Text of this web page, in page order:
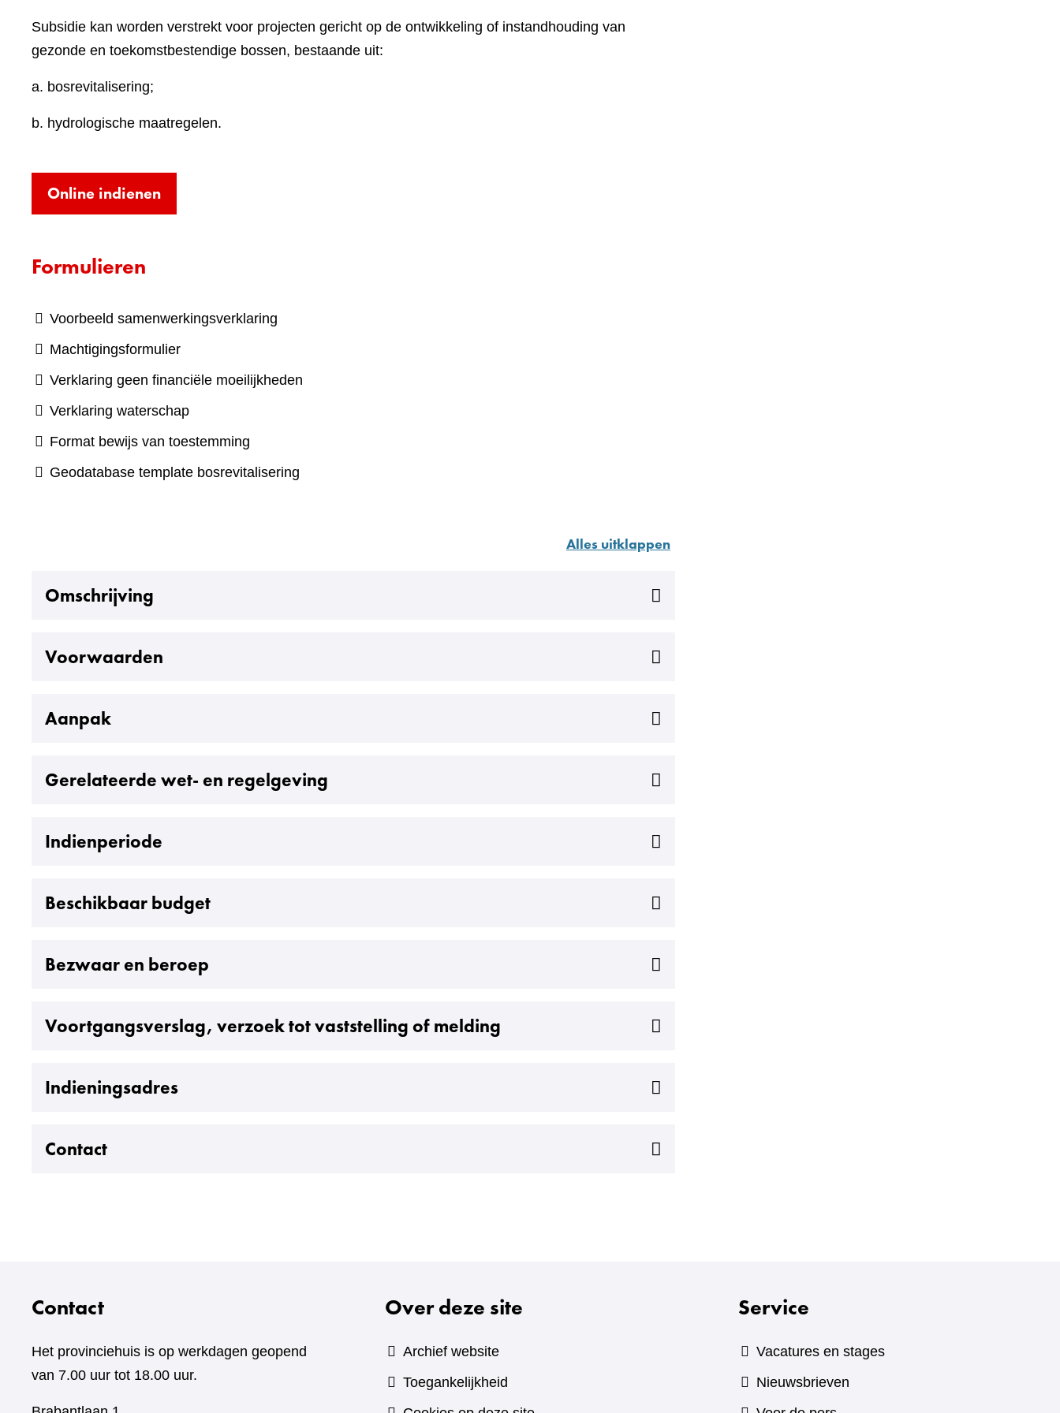
Subsidie kan worden verstrekt voor projecten gericht op de ontwikkeling of instandhouding van
gezonde en toekomstbestendige bossen, bestaande uit:
a. bosrevitalisering;
b. hydrologische maatregelen.
Online indienen(verwijst
naar
Formulieren
Voorbeeld samenwerkingsverklaring
Machtigingsformulier
Verklaring geen financiële moeilijkheden
Verklaring waterschap(verwijst
naar
andere
Format bewijs van toestemming
naar
Geodatabase template bosrevitalisering
Alles uitklappen
Omschrijving
Uitklappen
Voorwaarden
Uitklappen
Aanpak
Uitklappen
Gerelateerde wet- en regelgeving
Uitklappen
Indienperiode
Uitklappen
Beschikbaar budget
Uitklappen
Bezwaar en beroep
Uitklappen
Voortgangsverslag, verzoek tot vaststelling of melding
Uitklappen
Indieningsadres
Uitklappen
Contact
Uitklappen
Contact
Het provinciehuis is op werkdagen geopend
van 7.00 uur tot 18.00 uur.
Over deze site
Archief website
Toegankelijkheid
Service
Vacatures en stages
Nieuwsbrieven